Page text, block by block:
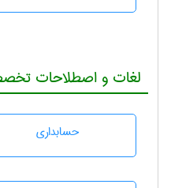
لغات و اصطلاحات
حسابداری